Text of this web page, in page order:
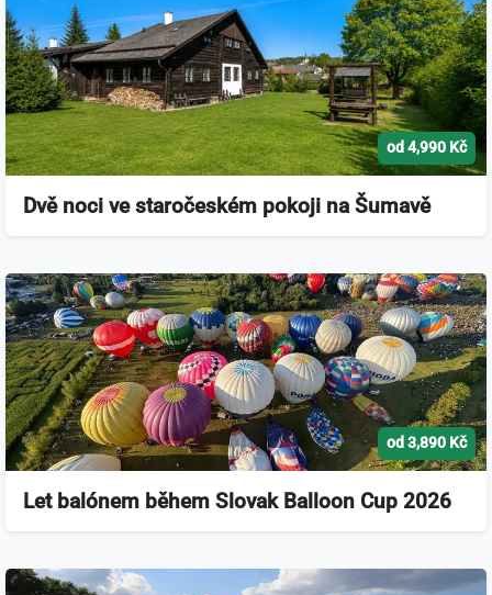
od 4,990 Kč
Dvě noci ve staročeském pokoji na Šumavě
od 3,890 Kč
Let balónem během Slovak Balloon Cup 2026